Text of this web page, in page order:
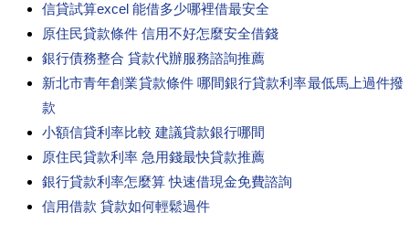
信貸試算excel 能借多少哪裡借最安全
原住民貸款條件 信用不好怎麼安全借錢
銀行債務整合 貸款代辦服務諮詢推薦
新北市青年創業貸款條件 哪間銀行貸款利率最低馬上過件撥
款
小額信貸利率比較 建議貸款銀行哪間
原住民貸款利率 急用錢最快貸款推薦
銀行貸款利率怎麼算 快速借現金免費諮詢
信用借款 貸款如何輕鬆過件